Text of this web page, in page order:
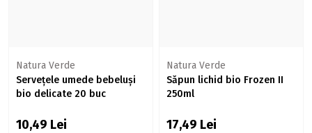
Natura Verde
Servețele umede bebeluși
bio delicate 20 buc
10,49 Lei
Natura Verde
Săpun lichid bio Frozen II
250ml
17,49 Lei